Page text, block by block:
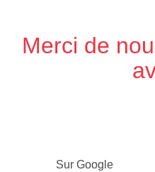
Merci de
Sur Google